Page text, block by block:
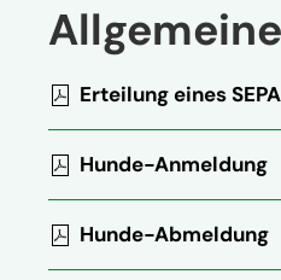
Erteilung eines
Hunde-Anmeldung
Hunde-Abmeldung